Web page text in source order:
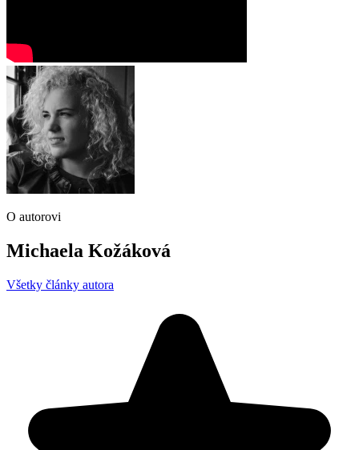
O autorovi
Michaela Kožáková
Všetky články autora